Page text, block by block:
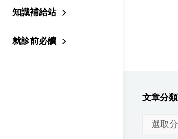
知識補給站
就診前必讀
文章分類